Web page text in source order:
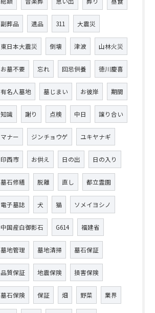
副葬品 遺品 311 大震災
東日本大震災 倒壊 津波 山林火災
お墓不要 忘れ 回忌供養 徳川慶喜
有名人墓地 墓じまい お彼岸 期間
知識 謝り 点検 中日 譲り合い
マナー ジンチョウゲ ユキヤナギ
印西市 お供え 日の出 日の入り
墓石修繕 脱離 直し 都立霊園
電子墓誌 犬 猫 ソメイヨシノ
中国産白御影石 G614 福建省
墓地管理 墓地清掃 墓石保証
品質保証 地震保険 損害保険
墓石保険 保証 畑 野菜 業界